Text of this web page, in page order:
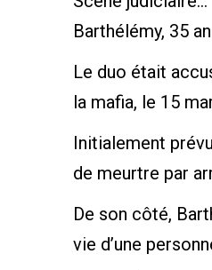
Barthélémy, 35
Le duo était
la mafia, le 15
Initialement
de meurtre par
De son côté,
vie d’une